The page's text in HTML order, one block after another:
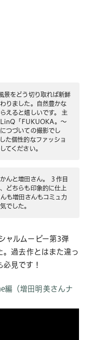
景をどう切り取れば新鮮
りました。自然豊かな
えると嬉しいです。 主
LinQ「FUKUOKA。〜
つづいての撮影でし
た個性的なファッショ
てください。
んと増田さん。 ３作目
どちらも印象的に仕上
も増田さんもコミュ力
でした。
ャルムービー第3弾
過去作とはまた違っ
見です！
編（増田明美さんナ